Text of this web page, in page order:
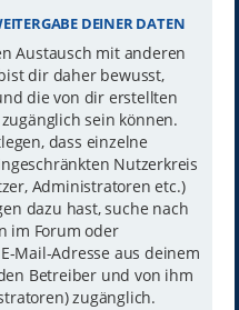
DEINER DATEN
Austausch mit anderen
dir daher bewusst,
die von dir erstellten
sein können.
dass einzelne
Nutzerkreis
Administratoren etc.)
dazu hast, suche nach
im Forum oder
Mail-Adresse aus deinem
Betreiber und von ihm
zugänglich.